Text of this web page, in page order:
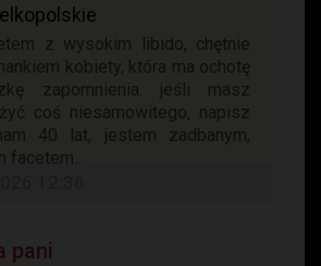
z wysokim libido, chętnie
kobiety, która ma ochotę
zapomnienia. jeśli masz
coś niesamowitego, napisz
40 lat, jestem zadbanym,
pani